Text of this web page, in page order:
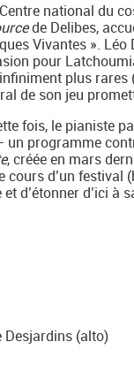
national du
de Delibes,
Vivantes ».
pour
plus
de son jeu
fois, le pianiste
programme
, créée en mars
d’un festival
d’étonner d’ici à
Desjardins (alto)